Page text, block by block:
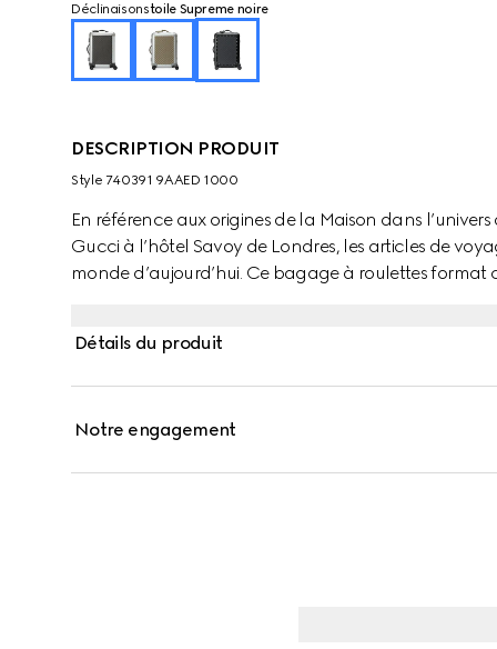
Déclinaisonstoile Supreme noire
DESCRIPTION PRODUIT
Style ‎740391 9AAED 1000
En référence aux origines de la Maison dans
Gucci à l’hôtel Savoy de Londres, les articles de
monde d’aujourd’hui. Ce bagage à roulettes
Détails du produit
Notre engagement